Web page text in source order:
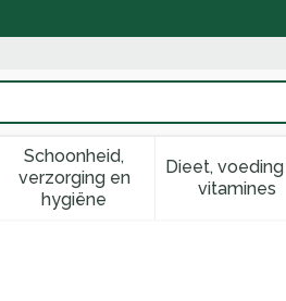
Schoonheid,
verzorging en
hygiëne
Toon submenu voor
Dieet,
vitamines
Toon